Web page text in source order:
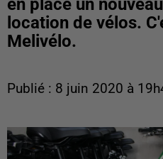
en place un
location de vélos.
Melivélo.
Publié : 8 juin 2020 à